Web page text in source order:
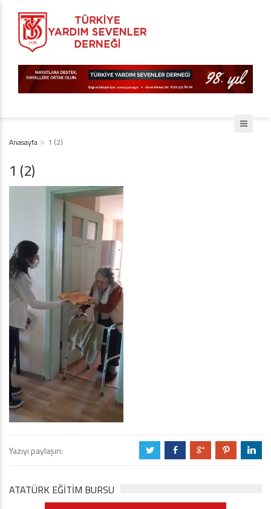
Anasayfa 1 (2)
1 (2)
Yazıyı paylaşın: a b c d j
ATATÜRK EĞITIM BURSU